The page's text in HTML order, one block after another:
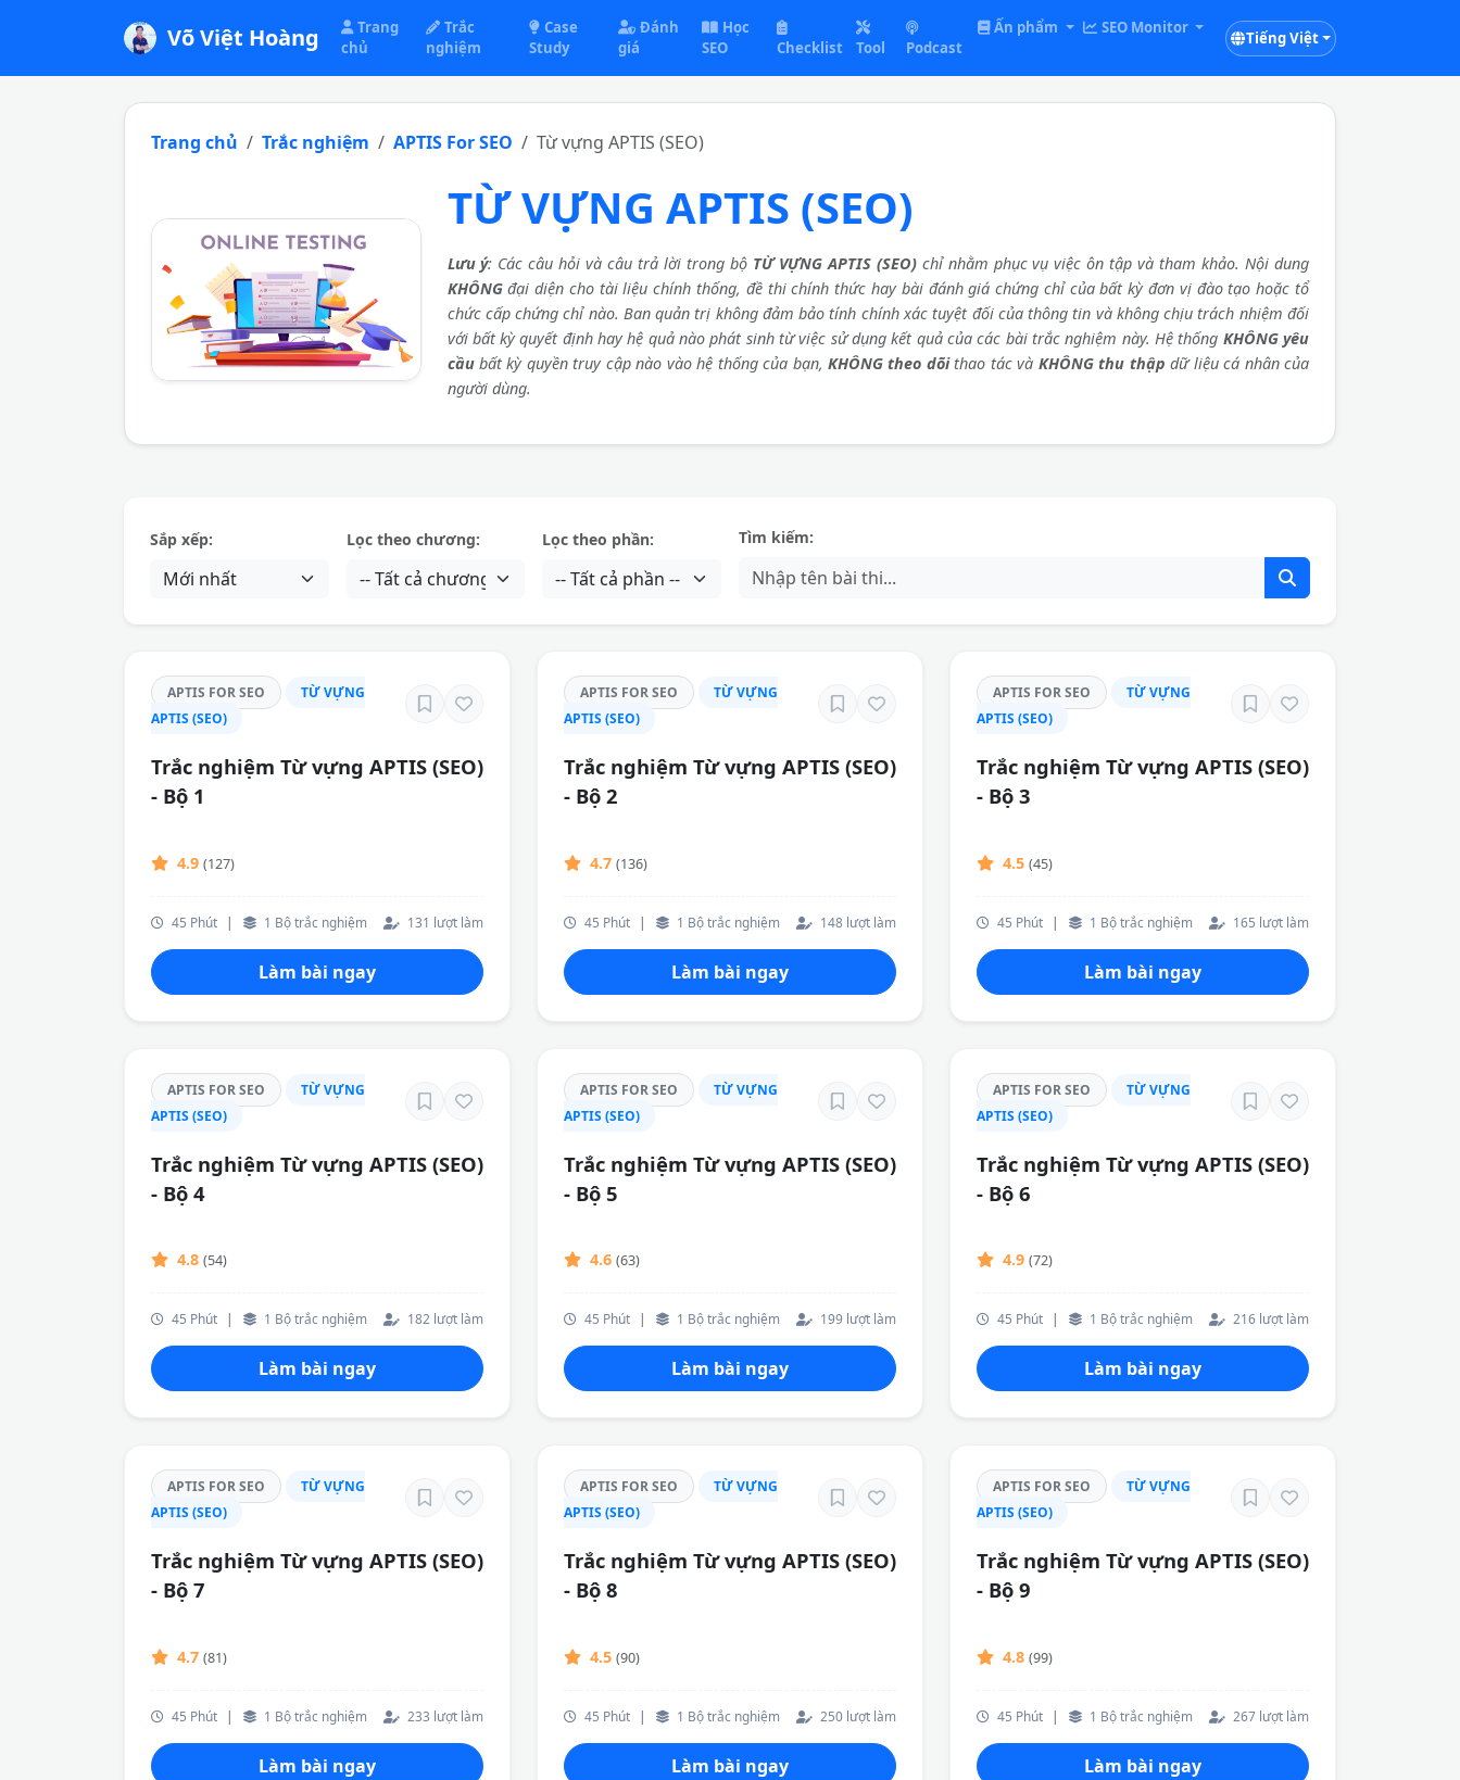
Võ Việt Hoàng
Trang
chủ
Trắc
nghiệm
Case
Study
Đánh
giá
Học
SEO
Checklist Tool Podcast
Ấn phẩm SEO Monitor
Tiếng Việt
Trang chủ Trắc nghiệm APTIS For SEO Từ vựng APTIS (SEO)
TỪ VỰNG APTIS (SEO)
Lưu ý: Các câu hỏi và câu trả lời trong bộ TỪ VỰNG APTIS (SEO)chỉ nhằm phục vụ việc ôn tập và tham khảo. Nội dung
KHÔNGđại diện cho tài liệu chính thống, đề thi chính thức hay bài đánh giá chứng chỉ của bất kỳ đơn vị đào tạo hoặc tổ
chức cấp chứng chỉ nào. Ban quản trị không đảm bảo tính chính xác tuyệt đối của thông tin và không chịu trách nhiệm đối
với bất kỳ quyết định hay hệ quả nào phát sinh từ việc sử dụng kết quả của các bài trắc nghiệm này. Hệ thống KHÔNG yêu
cầubất kỳ quyền truy cập nào vào hệ thống của bạn,KHÔNG theo dõithao tác và KHÔNG thu thập dữ liệu cá nhân của
người dùng.
Sắp xếp: Lọc theo chương: Lọc theo phần: Tìm kiếm:
APTIS FOR SEO
TỪ VỰNG
APTIS (SEO)
Trắc nghiệm Từ vựng APTIS (SEO)
- Bộ 1
4.9 (127)
45 Phút | 1 Bộ trắc nghiệm 131 lượt làm
Làm bài ngay
APTIS FOR SEO
TỪ VỰNG
APTIS (SEO)
Trắc nghiệm Từ vựng APTIS (SEO)
- Bộ 2
4.7 (136)
45 Phút | 1 Bộ trắc nghiệm 148 lượt làm
Làm bài ngay
APTIS FOR SEO
TỪ VỰNG
APTIS (SEO)
Trắc nghiệm Từ vựng APTIS (SEO)
- Bộ 3
4.5 (45)
45 Phút | 1 Bộ trắc nghiệm 165 lượt làm
Làm bài ngay
APTIS FOR SEO
TỪ VỰNG
APTIS (SEO)
Trắc nghiệm Từ vựng APTIS (SEO)
- Bộ 4
4.8 (54)
45 Phút | 1 Bộ trắc nghiệm 182 lượt làm
Làm bài ngay
APTIS FOR SEO
TỪ VỰNG
APTIS (SEO)
Trắc nghiệm Từ vựng APTIS (SEO)
- Bộ 5
4.6 (63)
45 Phút | 1 Bộ trắc nghiệm 199 lượt làm
Làm bài ngay
APTIS FOR SEO
TỪ VỰNG
APTIS (SEO)
Trắc nghiệm Từ vựng APTIS (SEO)
- Bộ 6
4.9 (72)
45 Phút | 1 Bộ trắc nghiệm 216 lượt làm
Làm bài ngay
APTIS FOR SEO
TỪ VỰNG
APTIS (SEO)
Trắc nghiệm Từ vựng APTIS (SEO)
- Bộ 7
4.7 (81)
45 Phút | 1 Bộ trắc nghiệm 233 lượt làm
Làm bài ngay
APTIS FOR SEO
TỪ VỰNG
APTIS (SEO)
Trắc nghiệm Từ vựng APTIS (SEO)
- Bộ 8
4.5 (90)
45 Phút | 1 Bộ trắc nghiệm 250 lượt làm
Làm bài ngay
APTIS FOR SEO
TỪ VỰNG
APTIS (SEO)
Trắc nghiệm Từ vựng APTIS (SEO)
- Bộ 9
4.8 (99)
45 Phút | 1 Bộ trắc nghiệm 267 lượt làm
Làm bài ngay